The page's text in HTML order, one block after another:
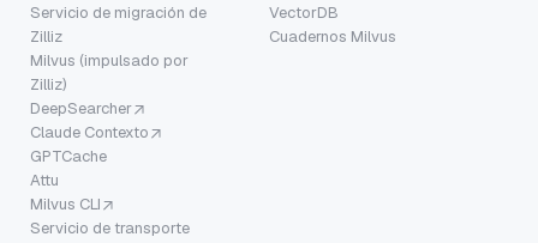
Servicio de migración de
Zilliz
Milvus (impulsado por
Zilliz)
DeepSearcher
Claude Contexto
GPTCache
Attu
Milvus CLI
Servicio de transporte
VectorDB
Cuadernos Milvus